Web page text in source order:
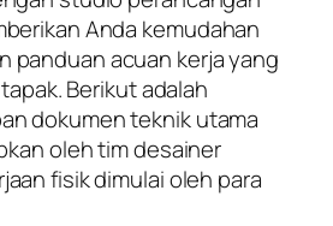
Anda kemudahan
panduan acuan kerja yang
Berikut adalah
dokumen teknik utama
oleh tim desainer
fisik dimulai oleh para